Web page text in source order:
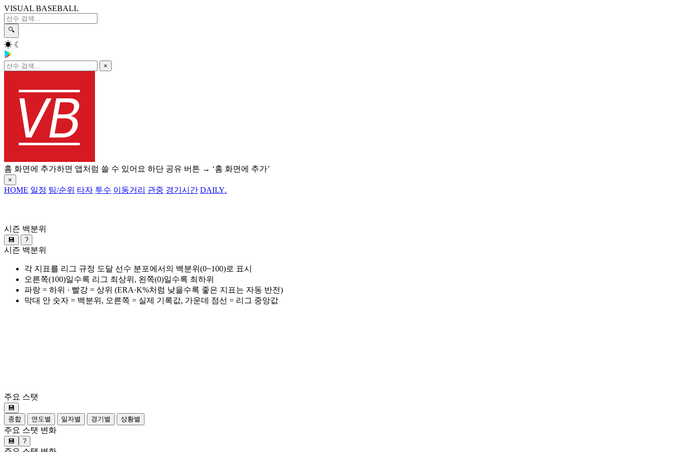
VISUAL BASEBALL
🔍
☀ ☾
×
홈 화면에 추가하면 앱처럼 쓸 수 있어요 하단 공유 버튼 → ‘홈 화면에 추가’
×
HOME 일정 팀/순위 타자 투수 이동거리 관중 경기시간 DAILY.
시즌 백분위
💾 ?
시즌 백분위
각 지표를 리그 규정 도달 선수 분포에서의 백분위(0~100)로 표시
오른쪽(100)일수록 리그 최상위, 왼쪽(0)일수록 최하위
파랑 = 하위 · 빨강 = 상위 (ERA·K%처럼 낮을수록 좋은 지표는 자동 반전)
막대 안 숫자 = 백분위, 오른쪽 = 실제 기록값, 가운데 점선 = 리그 중앙값
주요 스탯
💾
종합
연도별 일자별 경기별 상황별
주요 스탯 변화
💾 ?